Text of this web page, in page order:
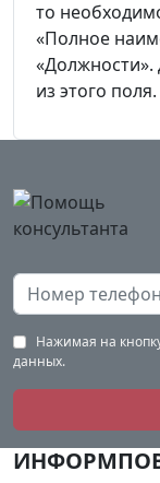
то
«Полное
из этого поля.
Нажимая на
данных.